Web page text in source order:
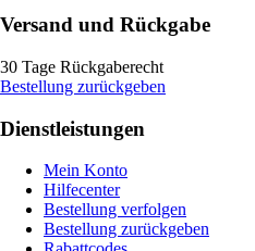
Versand und Rückgabe
30 Tage Rückgaberecht
Bestellung zurückgeben
Dienstleistungen
Mein Konto
Hilfecenter
Bestellung verfolgen
Bestellung zurückgeben